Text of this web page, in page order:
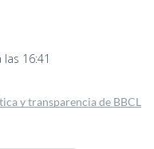
16:41
y transparencia de BBCL